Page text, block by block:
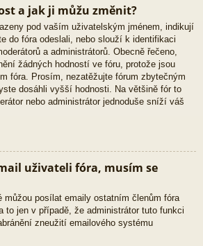
a jak ji můžu změnit?
pod vaším uživatelským jménem, indikují
do fóra odeslali, nebo slouží k identifikaci
a administrátorů. Obecně řečeno,
žádných hodností ve fóru, protože jsou
fóra. Prosím, nezatěžujte fórum zbytečným
dosáhli vyšší hodnosti. Na většině fór to
nebo administrátor jednoduše sníží váš
uživateli fóra, musím se
můžou posílat emaily ostatním členům fóra
to jen v případě, že administrátor tuto funkci
zneužití emailového systému